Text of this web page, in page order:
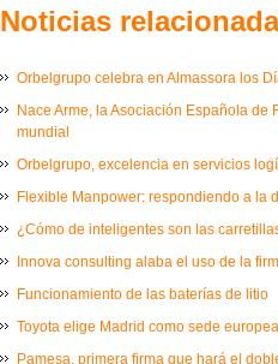
Noticias
Orbelgrupo celebra en Almassora los
Nace Arme, la Asociación Española
mundial
Orbelgrupo, excelencia en servicios
Flexible Manpower: respondiendo a la
¿Cómo de inteligentes son las
Innova consulting alaba el uso de la
Funcionamiento de las baterías de litio
Toyota elige Madrid como sede
Pamesa, primera firma que hará el